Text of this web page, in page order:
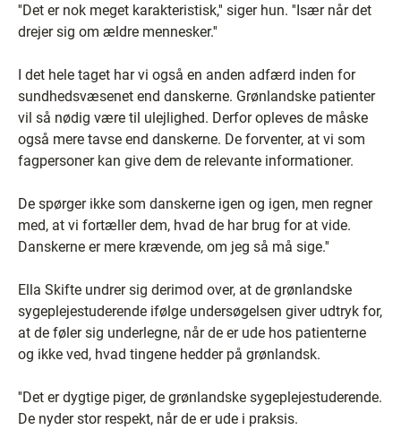
''Det er nok meget karakteristisk,'' siger hun. ''Især når det
drejer sig om ældre mennesker.''
I det hele taget har vi også en anden adfærd inden for
sundhedsvæsenet end danskerne. Grønlandske patienter
vil så nødig være til ulejlighed. Derfor opleves de måske
også mere tavse end danskerne. De forventer, at vi som
fagpersoner kan give dem de relevante informationer.
De spørger ikke som danskerne igen og igen, men regner
med, at vi fortæller dem, hvad de har brug for at vide.
Danskerne er mere krævende, om jeg så må sige.''
Ella Skifte undrer sig derimod over, at de grønlandske
sygeplejestuderende ifølge undersøgelsen giver udtryk for,
at de føler sig underlegne, når de er ude hos patienterne
og ikke ved, hvad tingene hedder på grønlandsk.
''Det er dygtige piger, de grønlandske sygeplejestuderende.
De nyder stor respekt, når de er ude i praksis.